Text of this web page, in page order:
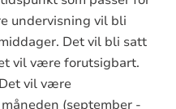
undervisning vil bli
Det vil bli satt
vil være forutsigbart.
vil være
(september -